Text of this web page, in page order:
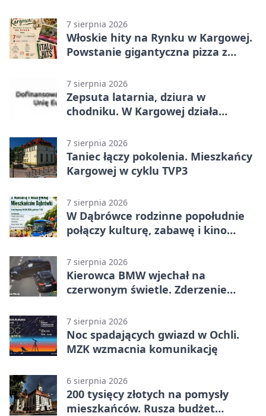
7 sierpnia 2026
Włoskie hity na Rynku w Kargowej.
Powstanie gigantyczna pizza z
7 sierpnia 2026
Zepsuta latarnia, dziura w
chodniku. W Kargowej działa
7 sierpnia 2026
Taniec łączy pokolenia. Mieszkańcy
Kargowej w cyklu TVP3
7 sierpnia 2026
W Dąbrówce rodzinne popołudnie
połączy kulturę, zabawę i kino
7 sierpnia 2026
Kierowca BMW wjechał na
czerwonym świetle. Zderzenie
7 sierpnia 2026
Noc spadających gwiazd w Ochli.
MZK wzmacnia komunikację
6 sierpnia 2026
200 tysięcy złotych na pomysły
mieszkańców. Rusza budżet